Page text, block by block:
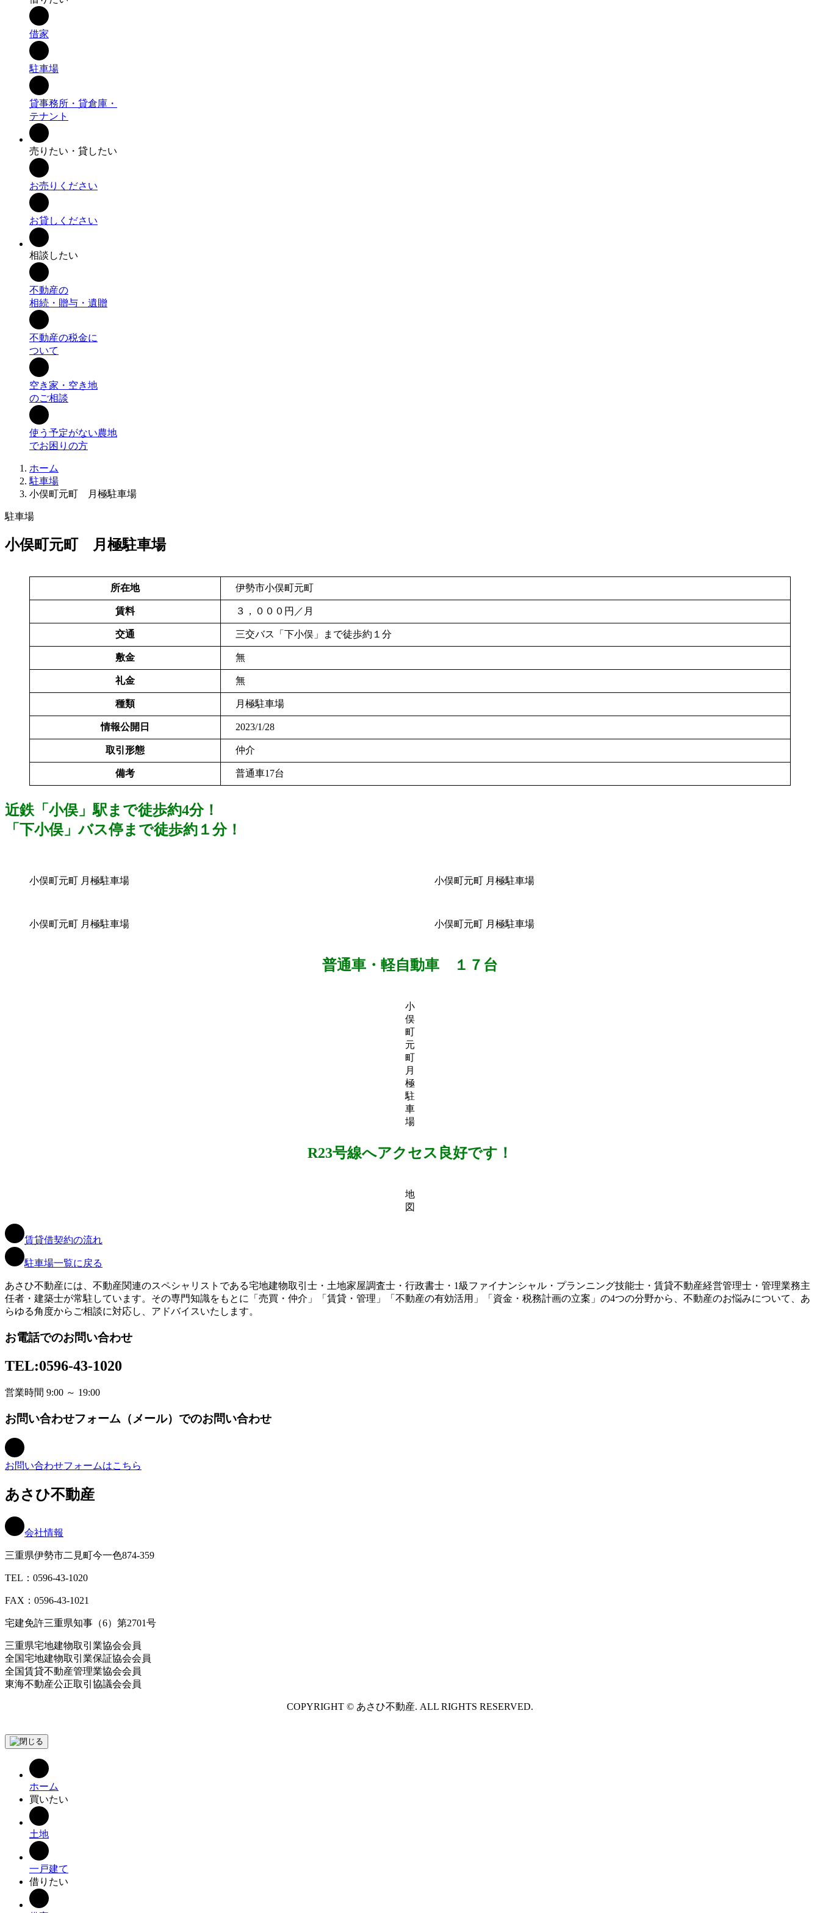
借家
駐車場
貸事務所・貸倉庫・
テナント
売りたい・貸したい
お売りください
お貸しください
相談したい
不動産の
相続・贈与・遺贈
不動産の税金に
ついて
空き家・空き地
のご相談
使う予定がない農地
でお困りの方
ホーム
駐車場
小俣町元町 月極駐車場
駐車場
小俣町元町 月極駐車場
所在地 伊勢市小俣町元町
賃料 ３，０００円／月
交通 三交バス「下小俣」まで徒歩約１分
敷金 無
礼金 無
種類 月極駐車場
情報公開日 2023/1/28
取引形態 仲介
備考 普通車17台
近鉄「小俣」駅まで徒歩約4分！
「下小俣」バス停まで徒歩約１分！
小俣町元町 月極駐車場 小俣町元町 月極駐車場
小俣町元町 月極駐車場 小俣町元町 月極駐車場
普通車・軽自動車 １７台
小
俣
町
元
町
月
極
駐
車
場
R23号線へアクセス良好です！
地
図
賃貸借契約の流れ
駐車場一覧に戻る
あさひ不動産には、不動産関連のスペシャリストである宅地建物取引士・土地家屋調査士・行政書士・1級ファイナンシャル・プランニング技能士・賃貸不動産経営管理士・管理業務主
任者・建築士が常駐しています。その専門知識をもとに「売買・仲介」「賃貸・管理」「不動産の有効活用」「資金・税務計画の立案」の4つの分野から、不動産のお悩みについて、あ
らゆる角度からご相談に対応し、アドバイスいたします。
お電話でのお問い合わせ
TEL:0596-43-1020
営業時間 9:00 ～ 19:00
お問い合わせフォーム（メール）でのお問い合わせ
お問い合わせフォームはこちら
あさひ不動産
会社情報
三重県伊勢市二見町今一色874-359
TEL：0596-43-1020
FAX：0596-43-1021
宅建免許三重県知事（6）第2701号
三重県宅地建物取引業協会会員
全国宅地建物取引業保証協会会員
全国賃貸不動産管理業協会会員
東海不動産公正取引協議会会員
COPYRIGHT © あさひ不動産. ALL RIGHTS RESERVED.
ホーム
買いたい
土地
一戸建て
借りたい